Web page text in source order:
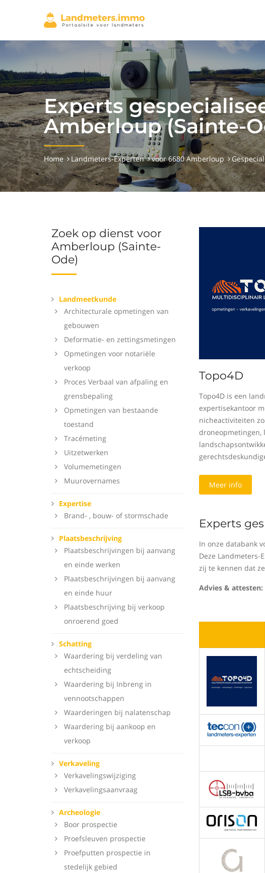
Experts
Amberloup (Sainte-
Home Landmeters-Experten voor 6680 Amberloup
Zoek op dienst voor
Amberloup (Sainte-
Ode)
Landmeetkunde
Architecturale opmetingen van
gebouwen
Deformatie- en zettingsmetingen
Opmetingen voor notariële
verkoop
Proces Verbaal van afpaling en
grensbepaling
Opmetingen van bestaande
toestand
Tracémeting
Uitzetwerken
Volumemetingen
Muurovernames
Expertise
Brand- , bouw- of stormschade
Plaatsbeschrijving
Plaatsbeschrijvingen bij aanvang
en einde werken
Plaatsbeschrijvingen bij aanvang
en einde huur
Plaatsbeschrijving bij verkoop
onroerend goed
Schatting
Waardering bij verdeling van
echtscheiding
Waardering bij Inbreng in
vennootschappen
Waarderingen bij nalatenschap
Waardering bij aankoop en
verkoop
Verkaveling
Verkavelingswijziging
Verkavelingsaanvraag
Archeologie
Boor prospectie
Proefsleuven prospectie
Proefputten prospectie in
stedelijk gebied
Topo4D
Topo4D is een
expertisekantoor
nicheactiviteiten
droneopmetingen,
Meer info
Experts
In onze databank
Deze
zij te kennen dat
Advies & attesten: